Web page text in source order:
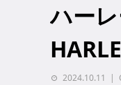
ハー
2024.10.11